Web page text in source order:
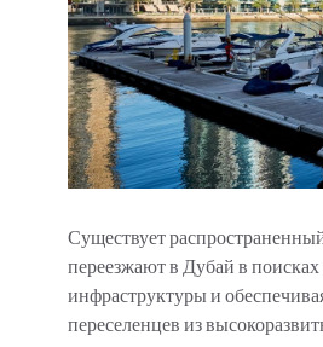
Существует
переезжают в Дубай в
инфраструктуры и
переселенцев из